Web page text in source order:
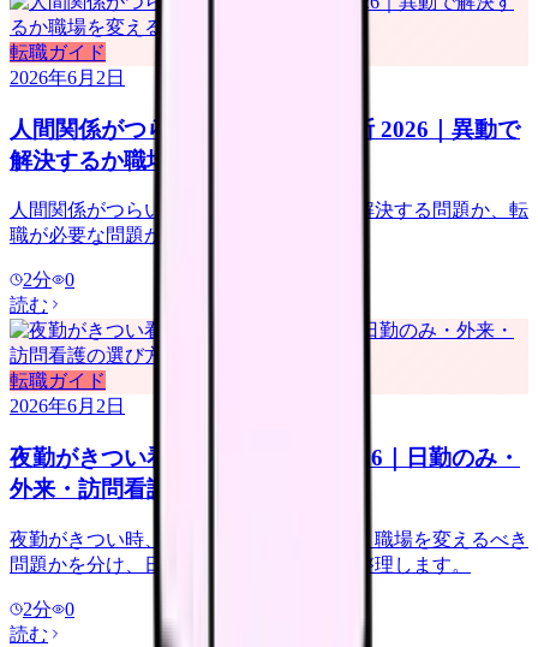
転職ガイド
2026年6月2日
人間関係がつらい看護師の転職判断 2026｜異動で
解決するか職場を変えるか
人間関係がつらい看護師向けに、異動で解決する問題か、転
職が必要な問題かを整理します。
2分
0
読む
転職ガイド
2026年6月2日
夜勤がきつい看護師の転職判断 2026｜日勤のみ・
外来・訪問看護の選び方
夜勤がきつい時、休めば回復する問題か、職場を変えるべき
問題かを分け、日勤のみ求人の注意点を整理します。
2分
0
読む